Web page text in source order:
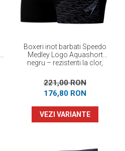
Boxeri inot barbati Speedo
Medley Logo Aquashort
negru – rezistenti la clor,
221,00 RON
176,80 RON
VEZI VARIANTE